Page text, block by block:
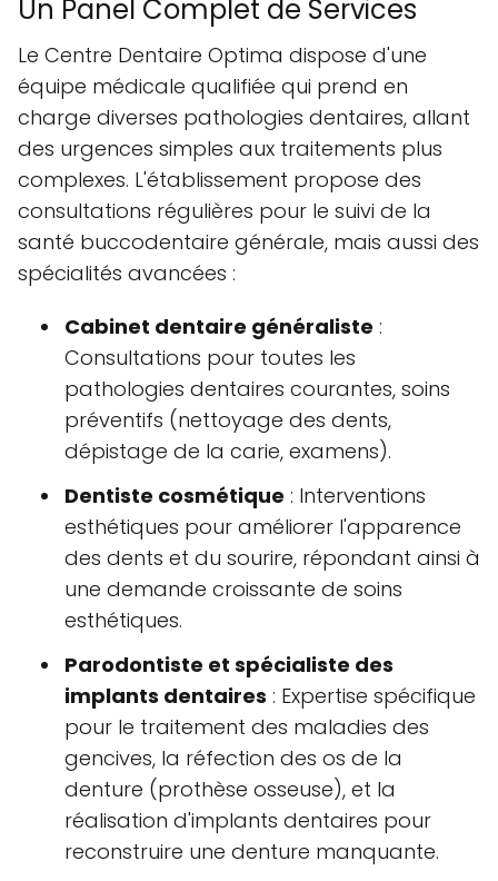
Un Panel Complet de Services
Le Centre Dentaire Optima dispose d'une
équipe médicale qualifiée qui prend en
charge diverses pathologies dentaires, allant
des urgences simples aux traitements plus
complexes. L'établissement propose des
consultations régulières pour le suivi de la
santé buccodentaire générale, mais aussi des
spécialités avancées :
Cabinet dentaire généraliste :
Consultations pour toutes les
pathologies dentaires courantes, soins
préventifs (nettoyage des dents,
dépistage de la carie, examens).
Dentiste cosmétique : Interventions
esthétiques pour améliorer l'apparence
des dents et du sourire, répondant ainsi à
une demande croissante de soins
esthétiques.
Parodontiste et spécialiste des
implants dentaires : Expertise spécifique
pour le traitement des maladies des
gencives, la réfection des os de la
denture (prothèse osseuse), et la
réalisation d'implants dentaires pour
reconstruire une denture manquante.